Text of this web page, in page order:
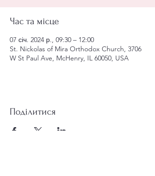
Час та місце
07 січ. 2024 р., 09:30 – 12:00
St. Nickolas of Mira Orthodox Church, 3706
W St Paul Ave, McHenry, IL 60050, USA
Поділитися